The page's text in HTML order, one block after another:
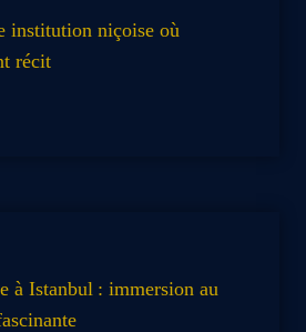
institution niçoise où
récit
à Istanbul : immersion au